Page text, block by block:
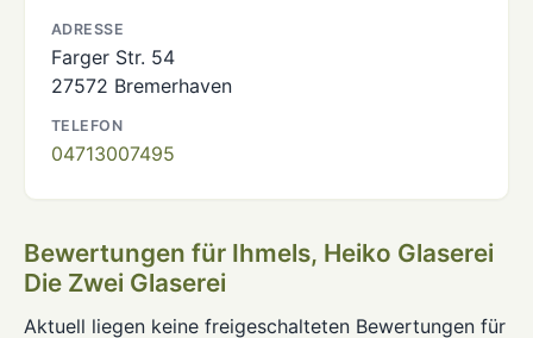
ADRESSE
Farger Str. 54
27572 Bremerhaven
TELEFON
04713007495
Bewertungen für Ihmels, Heiko Glaserei
Die Zwei Glaserei
Aktuell liegen keine freigeschalteten Bewertungen für